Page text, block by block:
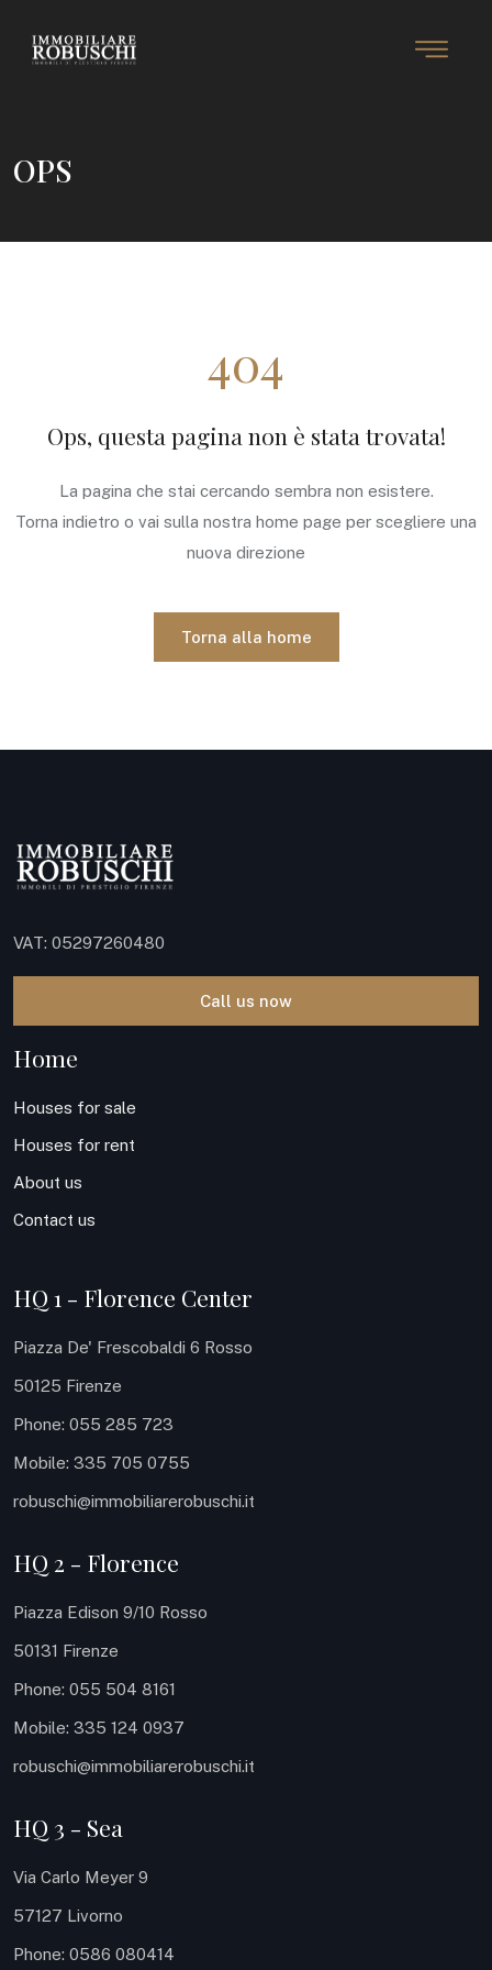
OPS
404
Ops, questa pagina non è stata trovata!
La pagina che stai cercando sembra non esistere.
Torna indietro o vai sulla nostra home page per scegliere una
nuova direzione
Torna alla home
VAT: 05297260480
Call us now
Home
Houses for sale
Houses for rent
About us
Contact us
HQ 1 - Florence Center
Piazza De' Frescobaldi 6 Rosso
50125 Firenze
Phone: 055 285 723
Mobile: 335 705 0755
robuschi@immobiliarerobuschi.it
HQ 2 - Florence
Piazza Edison 9/10 Rosso
50131 Firenze
Phone: 055 504 8161
Mobile: 335 124 0937
robuschi@immobiliarerobuschi.it
HQ 3 - Sea
Via Carlo Meyer 9
57127 Livorno
Phone: 0586 080414